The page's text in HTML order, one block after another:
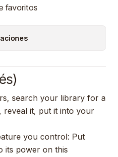
favoritos
search your library for a
reveal it, put it into your
you control: Put
its power on this